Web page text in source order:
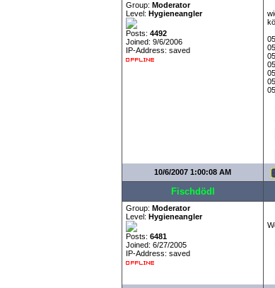
Group: Moderator
Level: Hygieneangler
Posts: 4492
Joined: 9/6/2006
IP-Address: saved
10/6/2007 1:00:08 AM
Fischdödl
Group: Moderator
Level: Hygieneangler
Posts: 6481
Joined: 6/27/2005
IP-Address: saved